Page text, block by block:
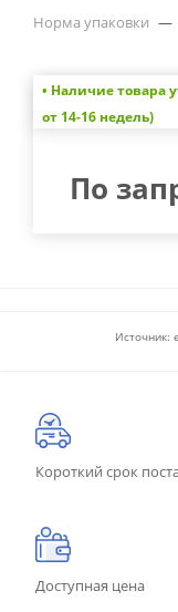
Норма упаковки —
• Наличие товара
от 14-16 недель)
По
Источник:
Короткий срок
Доступная цена